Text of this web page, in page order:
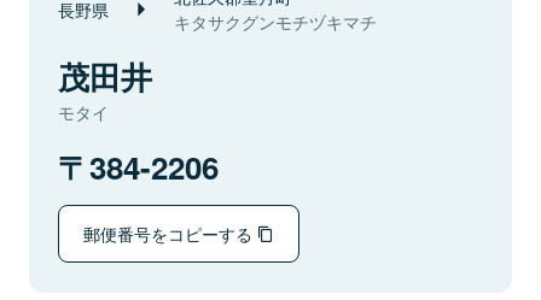
長野県
キタサクグンモチヅキマチ
茂田井
モタイ
384-2206
郵便番号をコピーする